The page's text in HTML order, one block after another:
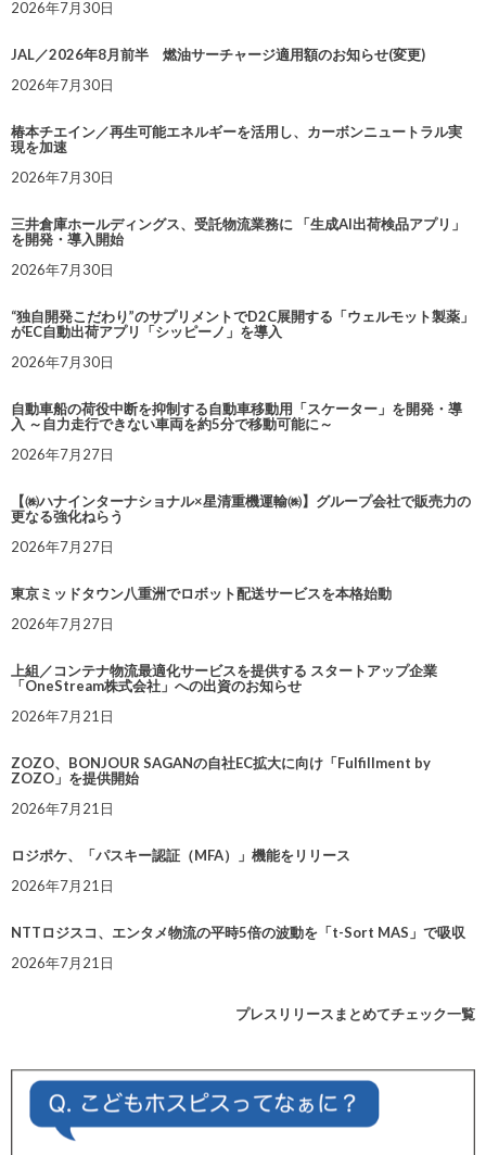
2026年7月30日
JAL／2026年8月前半 燃油サーチャージ適用額のお知らせ(変更)
2026年7月30日
椿本チエイン／再生可能エネルギーを活用し、カーボンニュートラル実
現を加速
2026年7月30日
三井倉庫ホールディングス、受託物流業務に 「生成AI出荷検品アプリ」
を開発・導入開始
2026年7月30日
“独自開発こだわり”のサプリメントでD2C展開する「ウェルモット製薬」
がEC自動出荷アプリ「シッピーノ」を導入
2026年7月30日
自動車船の荷役中断を抑制する自動車移動用「スケーター」を開発・導
入 ～自力走行できない車両を約5分で移動可能に～
2026年7月27日
【㈱ハナインターナショナル×星清重機運輸㈱】グループ会社で販売力の
更なる強化ねらう
2026年7月27日
東京ミッドタウン八重洲でロボット配送サービスを本格始動
2026年7月27日
上組／コンテナ物流最適化サービスを提供する スタートアップ企業
「OneStream株式会社」への出資のお知らせ
2026年7月21日
ZOZO、BONJOUR SAGANの自社EC拡大に向け「Fulfillment by
ZOZO」を提供開始
2026年7月21日
ロジポケ、「パスキー認証（MFA）」機能をリリース
2026年7月21日
NTTロジスコ、エンタメ物流の平時5倍の波動を「t-Sort MAS」で吸収
2026年7月21日
プレスリリースまとめてチェック一覧